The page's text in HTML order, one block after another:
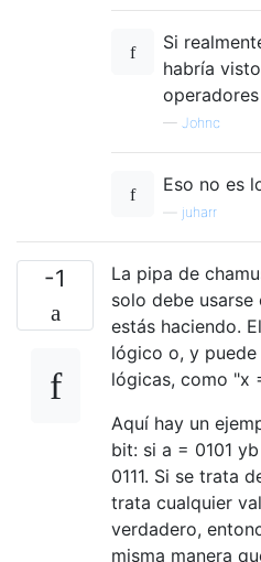
Si
habría
— Johnc
Eso no es
juharr
-1
La pipa de
solo debe
estás haciendo.
lógico o, y puede
lógicas, como "x
Aquí hay un
bit: si a = 0101
0111. Si se trata
trata cualquier
verdadero,
misma manera